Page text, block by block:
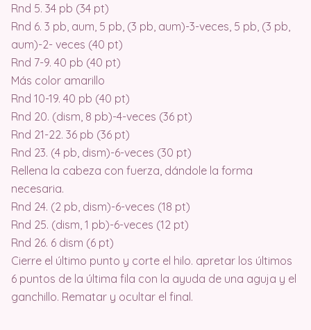
Rnd 5. 34 pb (34 pt)
Rnd 6. 3 pb, aum, 5 pb, (3 pb, aum)-3-veces, 5 pb, (3 pb,
aum)-2- veces (40 pt)
Rnd 7-9. 40 pb (40 pt)
Más color amarillo
Rnd 10-19. 40 pb (40 pt)
Rnd 20. (dism, 8 pb)-4-veces (36 pt)
Rnd 21-22. 36 pb (36 pt)
Rnd 23. (4 pb, dism)-6-veces (30 pt)
Rellena la cabeza con fuerza, dándole la forma
necesaria.
Rnd 24. (2 pb, dism)-6-veces (18 pt)
Rnd 25. (dism, 1 pb)-6-veces (12 pt)
Rnd 26. 6 dism (6 pt)
Cierre el último punto y corte el hilo. apretar los últimos
6 puntos de la última fila con la ayuda de una aguja y el
ganchillo. Rematar y ocultar el final.